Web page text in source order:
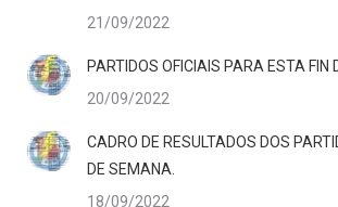
21/09/2022
PARTIDOS OFICIAIS PARA ESTA FIN
20/09/2022
CADRO DE RESULTADOS DOS
DE SEMANA.
18/09/2022